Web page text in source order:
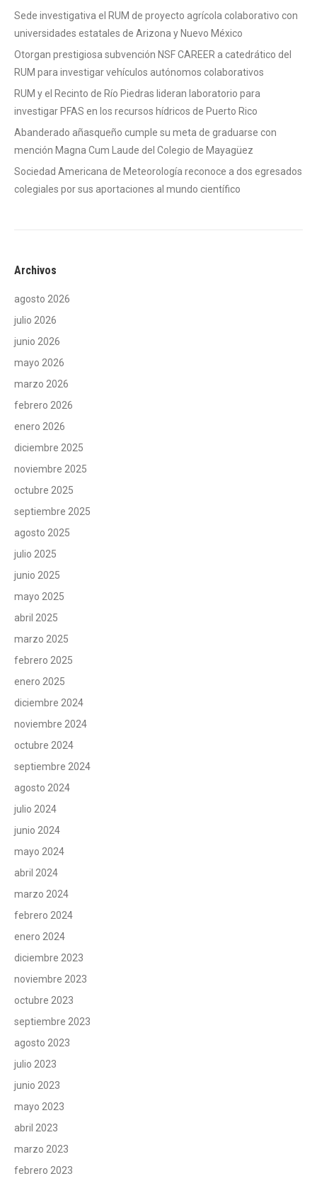
Sede investigativa el RUM de proyecto agrícola colaborativo con
universidades estatales de Arizona y Nuevo México
Otorgan prestigiosa subvención NSF CAREER a catedrático del
RUM para investigar vehículos autónomos colaborativos
RUM y el Recinto de Río Piedras lideran laboratorio para
investigar PFAS en los recursos hídricos de Puerto Rico
Abanderado añasqueño cumple su meta de graduarse con
mención Magna Cum Laude del Colegio de Mayagüez
Sociedad Americana de Meteorología reconoce a dos egresados
colegiales por sus aportaciones al mundo científico
Archivos
agosto 2026
julio 2026
junio 2026
mayo 2026
marzo 2026
febrero 2026
enero 2026
diciembre 2025
noviembre 2025
octubre 2025
septiembre 2025
agosto 2025
julio 2025
junio 2025
mayo 2025
abril 2025
marzo 2025
febrero 2025
enero 2025
diciembre 2024
noviembre 2024
octubre 2024
septiembre 2024
agosto 2024
julio 2024
junio 2024
mayo 2024
abril 2024
marzo 2024
febrero 2024
enero 2024
diciembre 2023
noviembre 2023
octubre 2023
septiembre 2023
agosto 2023
julio 2023
junio 2023
mayo 2023
abril 2023
marzo 2023
febrero 2023